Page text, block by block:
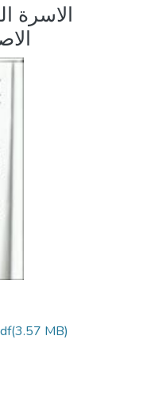
الاسرة
(3.57 MB)